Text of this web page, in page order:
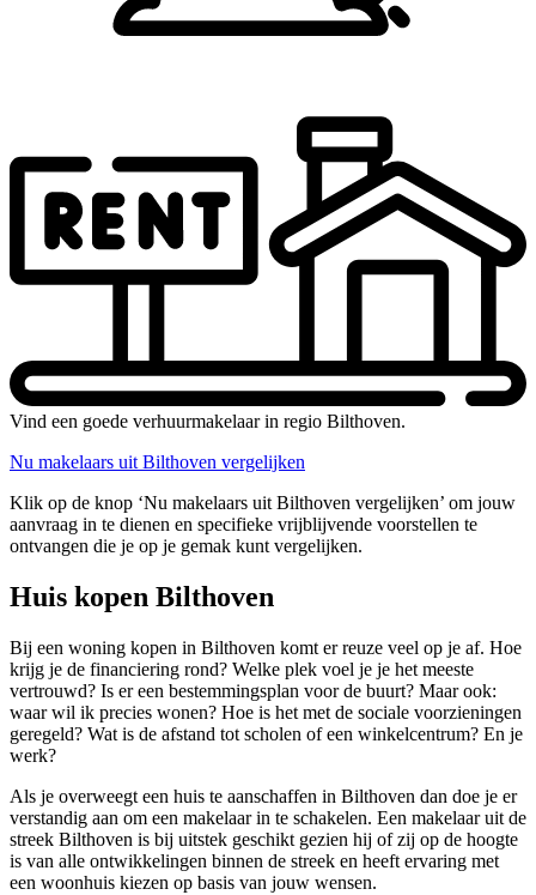
Vind een goede verhuurmakelaar in regio Bilthoven.
Nu makelaars uit Bilthoven vergelijken
Klik op de knop ‘Nu makelaars uit Bilthoven vergelijken’ om jouw
aanvraag in te dienen en specifieke vrijblijvende voorstellen te
ontvangen die je op je gemak kunt vergelijken.
Huis kopen Bilthoven
Bij een woning kopen in Bilthoven komt er reuze veel op je af. Hoe
krijg je de financiering rond? Welke plek voel je je het meeste
vertrouwd? Is er een bestemmingsplan voor de buurt? Maar ook:
waar wil ik precies wonen? Hoe is het met de sociale voorzieningen
geregeld? Wat is de afstand tot scholen of een winkelcentrum? En je
werk?
Als je overweegt een huis te aanschaffen in Bilthoven dan doe je er
verstandig aan om een makelaar in te schakelen. Een makelaar uit de
streek Bilthoven is bij uitstek geschikt gezien hij of zij op de hoogte
is van alle ontwikkelingen binnen de streek en heeft ervaring met
een woonhuis kiezen op basis van jouw wensen.